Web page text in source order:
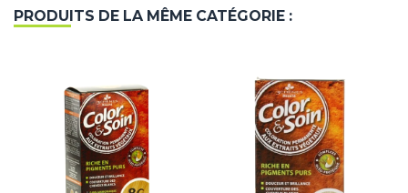
PRODUITS DE LA MÊME CATÉGORIE :